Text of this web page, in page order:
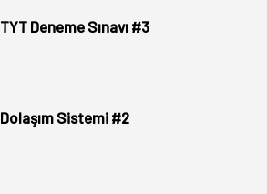
TYT Deneme Sınavı #3
Dolaşım Sistemi #2